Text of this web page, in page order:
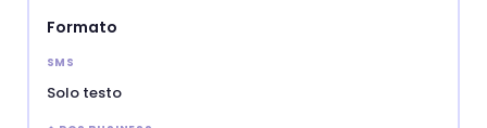
Formato
Solo testo